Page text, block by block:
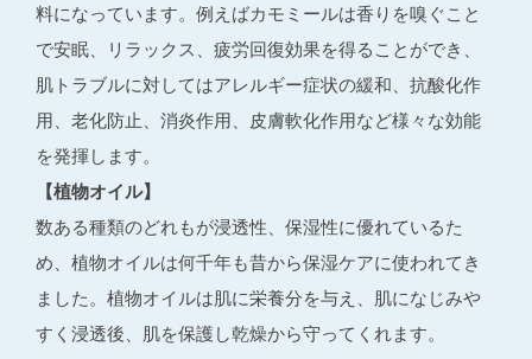
料になっています。例えばカモミールは香りを嗅ぐこと
で安眠、リラックス、疲労回復効果を得ることができ、
肌トラブルに対してはアレルギー症状の緩和、抗酸化作
用、老化防止、消炎作用、皮膚軟化作用など様々な効能
を発揮します。
【植物オイル】
数ある種類のどれもが浸透性、保湿性に優れているた
め、植物オイルは何千年も昔から保湿ケアに使われてき
ました。植物オイルは肌に栄養分を与え、肌になじみや
すく浸透後、肌を保護し乾燥から守ってくれます。